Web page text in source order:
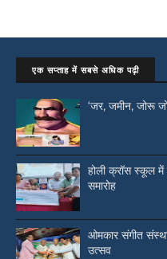
एक सप्ताह में सबसे अधिक पढ़ी
‘जर, जमीन, जोरू
होली क्रॉस स्कूल में
समारोह
ओमकार संगीत
उत्सव